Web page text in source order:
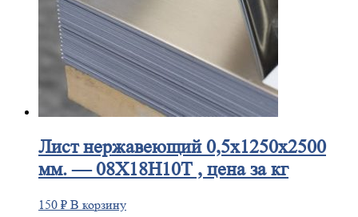
Листнержавеющий 0,5x1250x2500
мм. — 08Х18Н10Т , цена за кг
150 ₽ В корзину